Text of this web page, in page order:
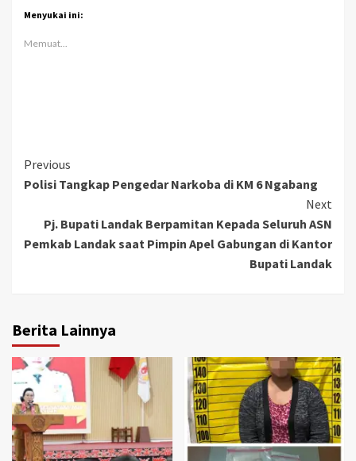
Menyukai ini:
Memuat...
Continue
Reading
Previous
Polisi Tangkap Pengedar Narkoba di KM 6 Ngabang
Next
Pj. Bupati Landak Berpamitan Kepada Seluruh ASN
Pemkab Landak saat Pimpin Apel Gabungan di Kantor
Bupati Landak
Berita Lainnya